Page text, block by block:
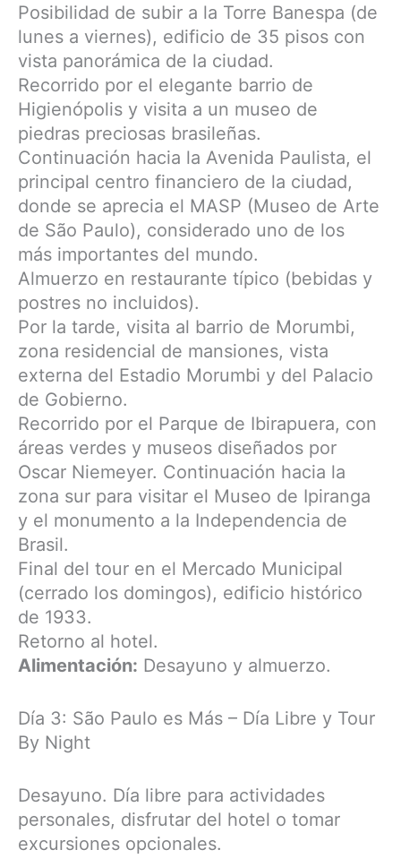
Posibilidad de subir a la Torre Banespa (de
lunes a viernes), edificio de 35 pisos con
vista panorámica de la ciudad.
Recorrido por el elegante barrio de
Higienópolis y visita a un museo de
piedras preciosas brasileñas.
Continuación hacia la Avenida Paulista, el
principal centro financiero de la ciudad,
donde se aprecia el MASP (Museo de Arte
de São Paulo), considerado uno de los
más importantes del mundo.
Almuerzo en restaurante típico (bebidas y
postres no incluidos).
Por la tarde, visita al barrio de Morumbi,
zona residencial de mansiones, vista
externa del Estadio Morumbi y del Palacio
de Gobierno.
Recorrido por el Parque de Ibirapuera, con
áreas verdes y museos diseñados por
Oscar Niemeyer. Continuación hacia la
zona sur para visitar el Museo de Ipiranga
y el monumento a la Independencia de
Brasil.
Final del tour en el Mercado Municipal
(cerrado los domingos), edificio histórico
de 1933.
Retorno al hotel.
Alimentación: Desayuno y almuerzo.
Día 3: São Paulo es Más – Día Libre y Tour
By Night
Desayuno. Día libre para actividades
personales, disfrutar del hotel o tomar
excursiones opcionales.